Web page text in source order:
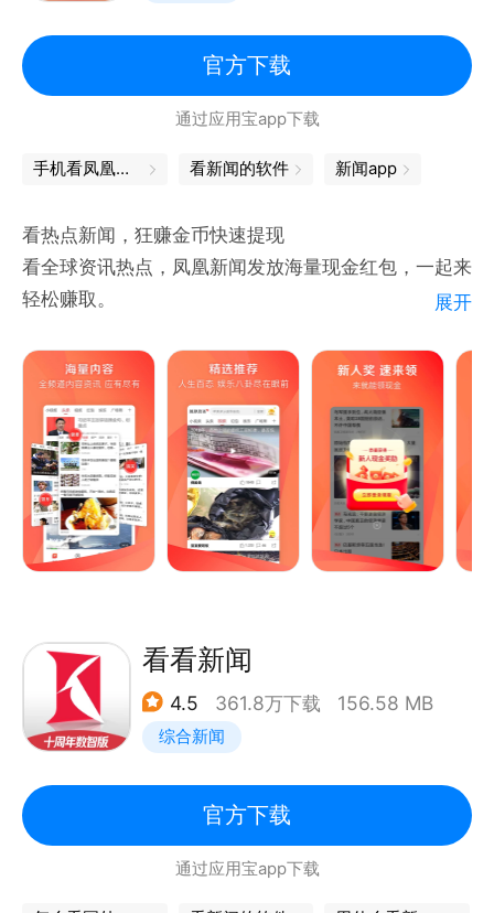
新闻线索一键报料，追踪调查为您解忧，优质、热门、
真实的报料，不仅会成为媒体报道的内容来源，而且还
有机会拿到报料的奖金。
【珠江云汇聚】
【便民服务】
24小时为用户提供贴心政务及生活便民服务。
官方下载
通过应用宝app下载
手机看凤凰卫视 看新闻的软件 新闻app
看热点新闻，狂赚金币快速提现
看全球资讯热点，凤凰新闻发放海量现金红包，一起来
轻松赚取。
算法精准推荐，紧跟热点探索真相，一键下拉即可切换
推荐模式，越用越懂你。
【海量内容精选推荐】全频道内容资讯，民生娱乐应有
尽有。热点内容专题收录，全方位报道，助你洞悉超丰
富的新闻资讯。
【新人有礼超值活动】新人专属红包，还有更刺激的红
包十连抽，看资讯赚零花，呼朋唤友一起玩!
的新闻体验。
展开
看看新闻
4.5 361.8万下载 156.58 MB
综合新闻
官方下载
通过应用宝app下载